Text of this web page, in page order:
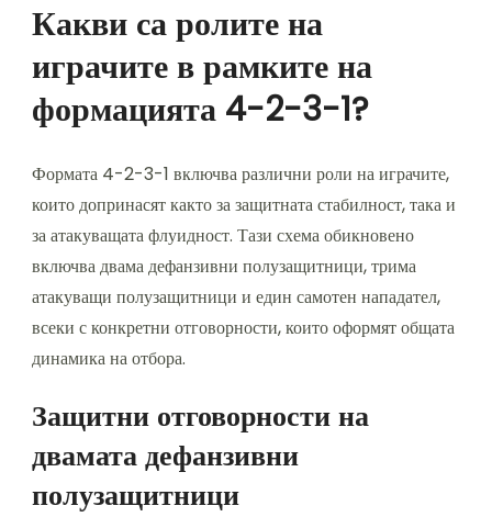
Какви са ролите на
играчите в рамките на
формацията 4-2-3-1?
Формата 4-2-3-1 включва различни роли на играчите,
които допринасят както за защитната стабилност, така и
за атакуващата флуидност. Тази схема обикновено
включва двама дефанзивни полузащитници, трима
атакуващи полузащитници и един самотен нападател,
всеки с конкретни отговорности, които оформят общата
динамика на отбора.
Защитни отговорности на
двамата дефанзивни
полузащитници